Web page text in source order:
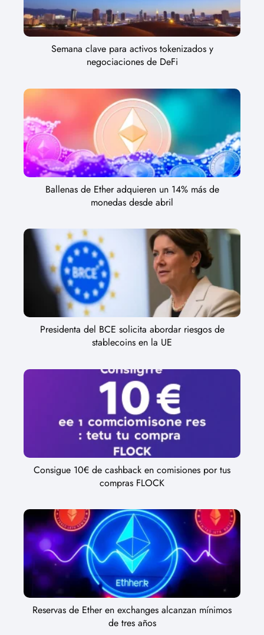
Semana clave para activos tokenizados y
negociaciones de DeFi
Ballenas de Ether adquieren un 14% más de
monedas desde abril
Presidenta del BCE solicita abordar riesgos de
stablecoins en la UE
Consigue 10€ de cashback en comisiones por tus
compras FLOCK
Reservas de Ether en exchanges alcanzan mínimos
de tres años